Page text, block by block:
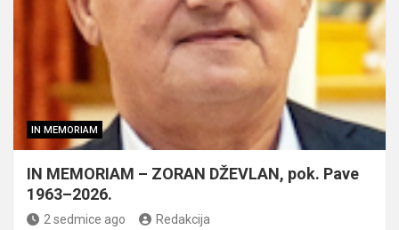
IN MEMORIAM
IN MEMORIAM – ZORAN DŽEVLAN, pok. Pave
1963–2026.
2 sedmice ago Redakcija